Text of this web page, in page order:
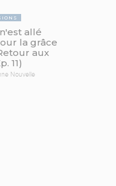
allé
la grâce
aux
11)
Nouvelle